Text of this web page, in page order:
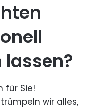
für Sie!
wir alles,